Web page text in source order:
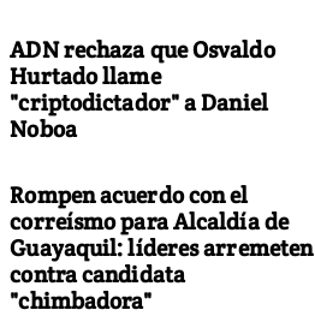
ADN rechaza que Osvaldo
Hurtado llame
"criptodictador" a Daniel
Noboa
Rompen acuerdo con el
correísmo para Alcaldía de
Guayaquil: líderes arremeten
contra candidata
"chimbadora"